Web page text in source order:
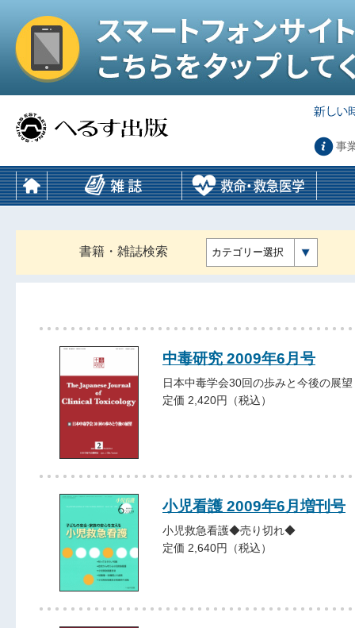
事
書籍・雑誌検索 カテゴリー選択
中毒研究 2009年6月号
日本中毒学会30回の歩みと今後の展望
定価 2,420円（税込）
小児看護 2009年6月増刊号
小児救急看護◆売り切れ◆
定価 2,640円（税込）